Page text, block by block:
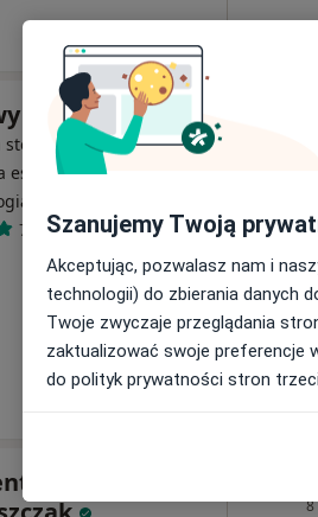
Uśmiech
estetyczna,
7 opinii
Paweł
8
Szanujemy Twoją
Akceptując, pozwalasz nam i
technologii) do zbierania danych
Twoje zwyczaje przeglądania
zaktualizować swoje preferencje
do polityk prywatności stron